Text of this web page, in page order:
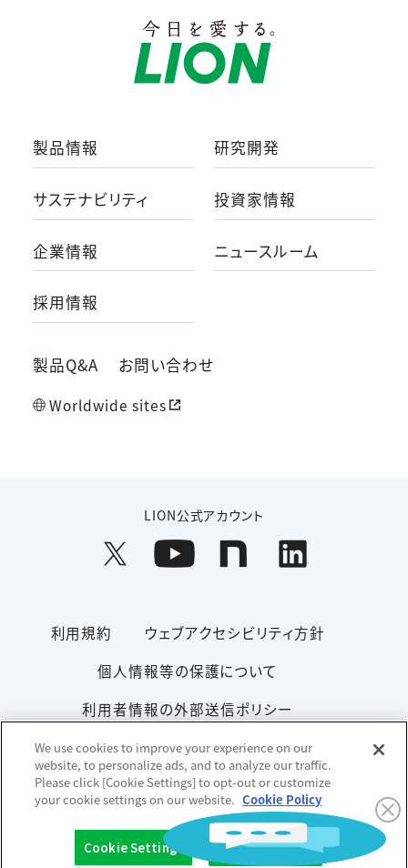
製品情報 研究開発
サステナビリティ 投資家情報
企業情報 ニュースルーム
採用情報
製品Q&A お問い合わせ
Worldwide sites
LION公式アカウント
利用規約
ウェブアクセシビリティ方針
個人情報等の保護について
利用者情報の外部送信ポリシー
ソーシャルメディアポリシー
サイトマップ
Copyright© 1996-2026 Lion Corporation. All rights reserved.
We use cookies to improve your experience on our
website, to personalize ads, and to analyze our traffic.
Please click [Cookie Settings] to opt-out or customize
your cookie settings on our website. Cookie Policy
Cookie Settings OK